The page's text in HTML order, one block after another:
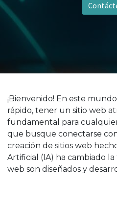
¡Bienvenido! En este
rápido, tener un sitio web
fundamental para
que busque conectarse
creación de sitios web
Artificial (IA) ha cambiado
web son diseñados y